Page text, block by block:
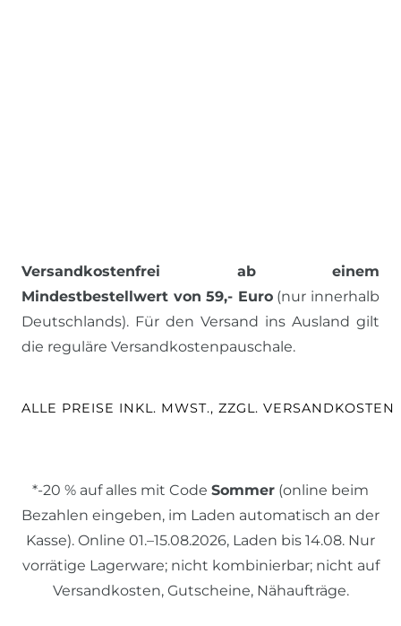
Versandkostenfrei ab einem
Mindestbestellwert von 59,- Euro(nur innerhalb
Deutschlands). Für den Versand ins Ausland gilt
die reguläre Versandkostenpauschale.
ALLE PREISE INKL. MWST., ZZGL. VERSANDKOSTEN
*-20 % auf alles mit Code Sommer (online beim
Bezahlen eingeben, im Laden automatisch an der
Kasse). Online 01.–15.08.2026, Laden bis 14.08. Nur
vorrätige Lagerware; nicht kombinierbar; nicht auf
Versandkosten, Gutscheine, Nähaufträge.